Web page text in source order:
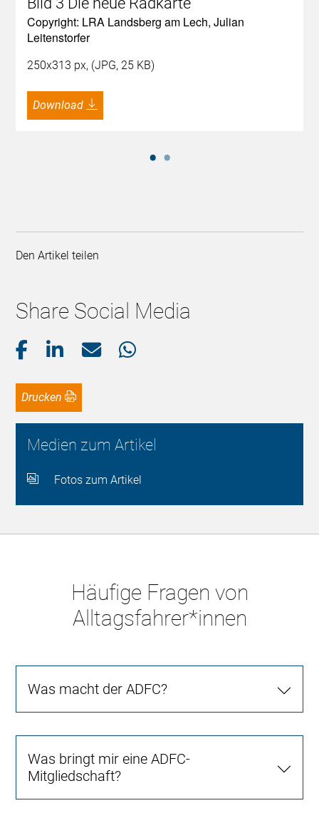
Copyright: LRA Landsberg am Lech, Julian
Leitenstorfer
250x313 px, (JPG, 25 KB)
Download
Den Artikel teilen
Share Social Media
Drucken
Medien zum Artikel
Fotos zum Artikel
Häufige Fragen von
Alltagsfahrer*innen
Was macht der ADFC?
Was bringt mir eine ADFC-
Mitgliedschaft?